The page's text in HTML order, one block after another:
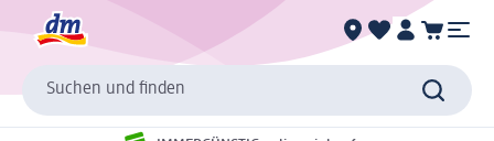
Suchen und finden